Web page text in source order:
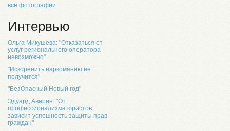
все фотографии
Интервью
Ольга Микушева: "Отказаться от
услуг регионального оператора
невозможно"
"Искоренить наркоманию не
получится"
"БезОпасный Новый год"
Эдуард Аверин: "От
профессионализма юристов
зависит успешность защиты прав
граждан"